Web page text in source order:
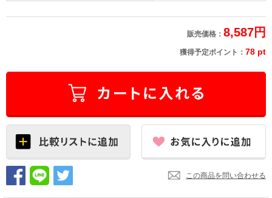
販売価格： 8,587円
獲得予定ポイント： 78 pt
この商品を問い合わせる